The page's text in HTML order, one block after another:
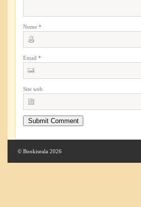
Nume *
Email *
Site web
© Bookiseala 2026